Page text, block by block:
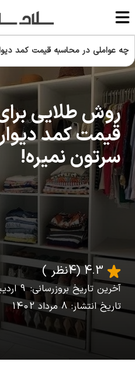
چه عواملی در محاسبه قیمت کمد
روش طلایی
قیمت کمد
سرتون نمیره!
آخرین تاریخ بروزرسانی: 9 اردیبهشت 1405
تاریخ انتشار: 8 مرداد 1402
(4 نظر )